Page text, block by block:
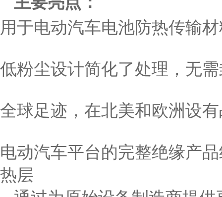
用于电动汽车电池防热传输
低粉尘设计简化了处理，无
全球足迹，在北美和欧洲设
电动汽车平台的完整绝缘产
热层